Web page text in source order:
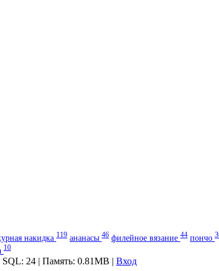
накидка 119 ананасы 46 филейное вязание 44 пончо
10
SQL: 24 | Память: 0.81MB | Вход